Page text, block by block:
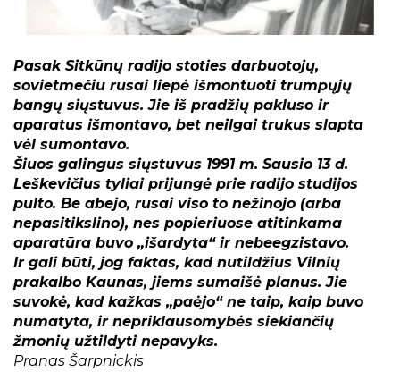
Kraštotyrinės virtualios parodos
Piligrimų keliai Kauno rajone
Pasak Sitkūnų radijo stoties darbuotojų,
sovietmečiu rusai liepė išmontuoti trumpųjų
bangų siųstuvus.Jie iš pradžių pakluso ir
aparatus išmontavo, bet neilgai trukus slapta
vėl sumontavo.
Šiuos galingus siųstuvus 1991 m. Sausio 13 d.
Leškevičius tyliai prijungė prie radijo studijos
pulto. Be abejo, rusai viso to nežinojo (arba
nepasitikslino), nes popieriuose atitinkama
aparatūra buvo „išardyta“ ir nebeegzistavo.
Ir gali būti, jog faktas, kad nutildžius Vilnių
prakalbo Kaunas, jiems sumaišė planus. Jie
suvokė, kad kažkas „paėjo“ ne taip, kaip buvo
numatyta, ir nepriklausomybės siekiančių
žmonių užtildyti nepavyks.
Pranas Šarpnickis